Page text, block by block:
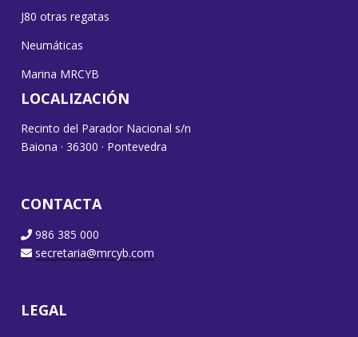
J80 otras regatas
Neumáticas
Marina MRCYB
LOCALIZACIÓN
Recinto del Parador Nacional s/n
Baiona · 36300 · Pontevedra
CONTACTA
986 385 000
secretaria@mrcyb.com
LEGAL